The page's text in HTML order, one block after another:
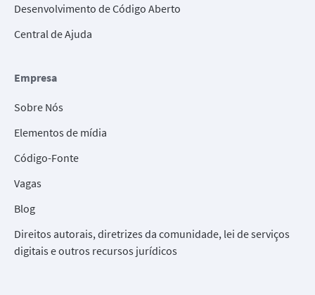
Desenvolvimento de Código Aberto
Central de Ajuda
Empresa
Sobre Nós
Elementos de mídia
Código-Fonte
Vagas
Blog
Direitos autorais, diretrizes da comunidade, lei de serviços
digitais e outros recursos jurídicos